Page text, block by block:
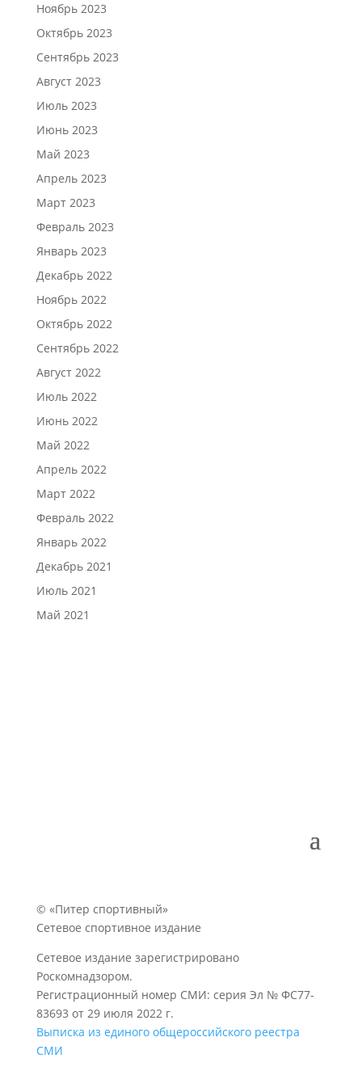
Ноябрь 2023
Октябрь 2023
Сентябрь 2023
Август 2023
Июль 2023
Июнь 2023
Май 2023
Апрель 2023
Март 2023
Февраль 2023
Январь 2023
Декабрь 2022
Ноябрь 2022
Октябрь 2022
Сентябрь 2022
Август 2022
Июль 2022
Июнь 2022
Май 2022
Апрель 2022
Март 2022
Февраль 2022
Январь 2022
Декабрь 2021
Июль 2021
Май 2021
© «Питер спортивный»
Сетевое спортивное издание
Сетевое издание зарегистрировано
Роскомнадзором.
Регистрационный номер СМИ: серия Эл № ФС77-
83693 от 29 июля 2022 г.
Выписка из единого общероссийского реестра
СМИ